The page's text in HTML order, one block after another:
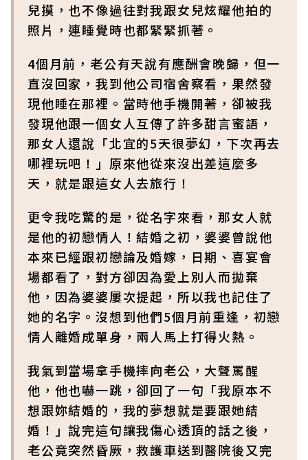
兒摸，也不像過往對我跟女兒炫耀他拍的
照片，連睡覺時也都緊緊抓著。
4個月前，老公有天說有應酬會晚歸，但一
直沒回家，我到他公司宿舍察看，果然發
現他睡在那裡。當時他手機開著，卻被我
發現他跟一個女人互傳了許多甜言蜜語，
那女人還說「北宜的5天很夢幻，下次再去
哪裡玩吧！」原來他從來沒出差這麼多
天，就是跟這女人去旅行！
更令我吃驚的是，從名字來看，那女人就
是他的初戀情人！結婚之初，婆婆曾說他
本來已經跟初戀論及婚嫁，日期、喜宴會
場都看了，對方卻因為愛上別人而拋棄
他，因為婆婆屢次提起，所以我也記住了
她的名字。沒想到他們5個月前重逢，初戀
情人離婚成單身，兩人馬上打得火熱。
我氣到當場拿手機摔向老公，大聲罵醒
他，他也嚇一跳，卻回了一句「我原本不
想跟妳結婚的，我的夢想就是要跟她結
婚！」說完這句讓我傷心透頂的話之後，
老公竟突然昏厥，救護車送到醫院後又完